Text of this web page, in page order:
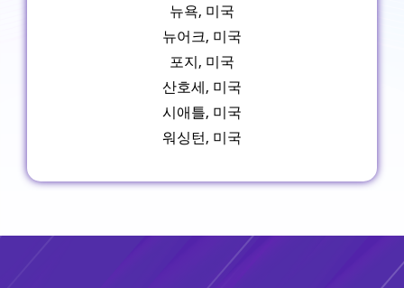
뉴욕, 미국
뉴어크, 미국
포지, 미국
산호세, 미국
시애틀, 미국
워싱턴, 미국